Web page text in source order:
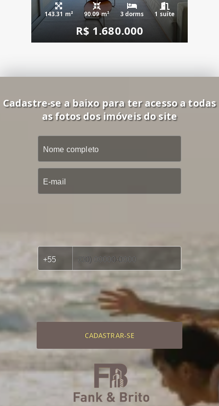
143.31 m² 90.09 m² 3 dorms 1 suíte
R$ 1.680.000
Cadastre-se a baixo para ter acesso a todas
as fotos dos imóveis do site
CADASTRAR-SE